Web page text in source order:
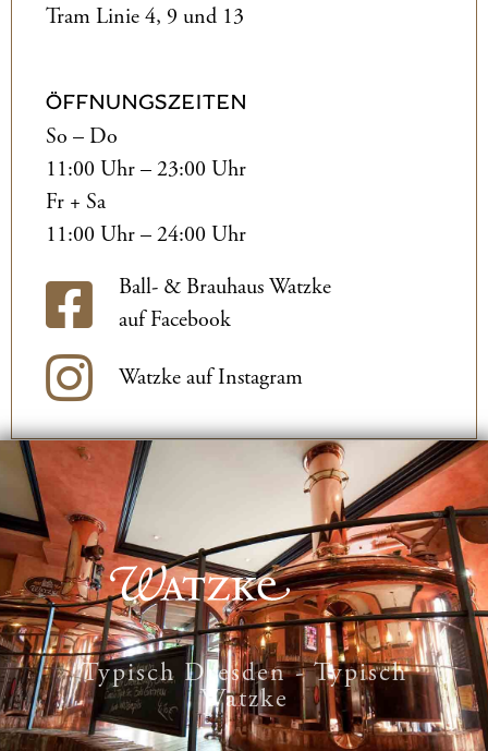
Tram Linie 4, 9 und 13
ÖFFNUNGSZEITEN
So – Do
11:00 Uhr – 23:00 Uhr
Fr + Sa
11:00 Uhr – 24:00 Uhr
Ball- & Brauhaus Watzke
auf Facebook
Watzke auf Instagram
Typisch Dresden - Typisch
Watzke